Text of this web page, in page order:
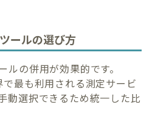
ールの選び方
の併用が効果的です。
で最も利用される測定サービ
動選択できるため統一した比